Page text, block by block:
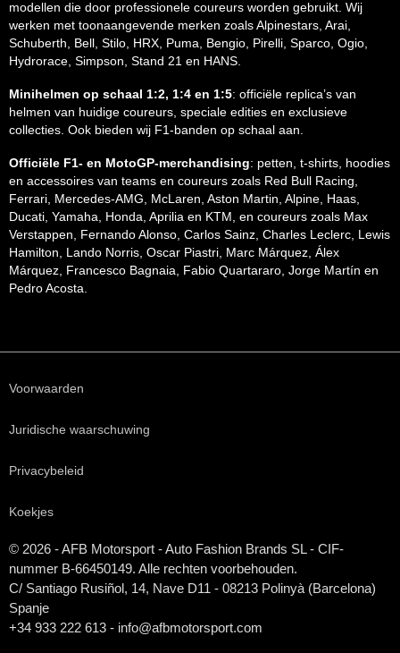
modellen die door professionele coureurs worden gebruikt. Wij
werken met toonaangevende merken zoals Alpinestars, Arai,
Schuberth, Bell, Stilo, HRX, Puma, Bengio, Pirelli, Sparco, Ogio,
Hydrorace, Simpson, Stand 21 en HANS.
Minihelmen op schaal 1:2, 1:4 en 1:5: officiële replica’s van
helmen van huidige coureurs, speciale edities en exclusieve
collecties. Ook bieden wij F1-banden op schaal aan.
Officiële F1- en MotoGP-merchandising: petten, t-shirts, hoodies
en accessoires van teams en coureurs zoals Red Bull Racing,
Ferrari, Mercedes-AMG, McLaren, Aston Martin, Alpine, Haas,
Ducati, Yamaha, Honda, Aprilia en KTM, en coureurs zoals Max
Verstappen, Fernando Alonso, Carlos Sainz, Charles Leclerc, Lewis
Hamilton, Lando Norris, Oscar Piastri, Marc Márquez, Álex
Márquez, Francesco Bagnaia, Fabio Quartararo, Jorge Martín en
Pedro Acosta.
Voorwaarden
Juridische waarschuwing
Privacybeleid
Koekjes
© 2026 - AFB Motorsport - Auto Fashion Brands SL- CIF-
nummer B-66450149. Alle rechten voorbehouden.
C/ Santiago Rusiñol, 14, Nave D11 - 08213 Polinyà (Barcelona)
Spanje
+34 933 222 613 - info@afbmotorsport.com